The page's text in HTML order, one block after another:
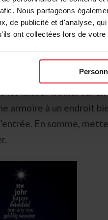
Nous partageons
de publicité et d'analyse,
ont collectées lors de
de cartes de vœux
laisser traîner sur un
armoire à un endroit
En somme,